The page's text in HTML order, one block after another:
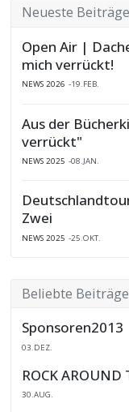
Neueste Beiträge
Open Air |
mich verrückt!
NEWS 2026 19.FEB.
Aus der
verrückt"
NEWS 2025 08.JAN.
Zwei
NEWS 2025 25.OKT.
Beliebte Beiträge
Sponsoren2013
03.DEZ.
ROCK AROUND
30.AUG.